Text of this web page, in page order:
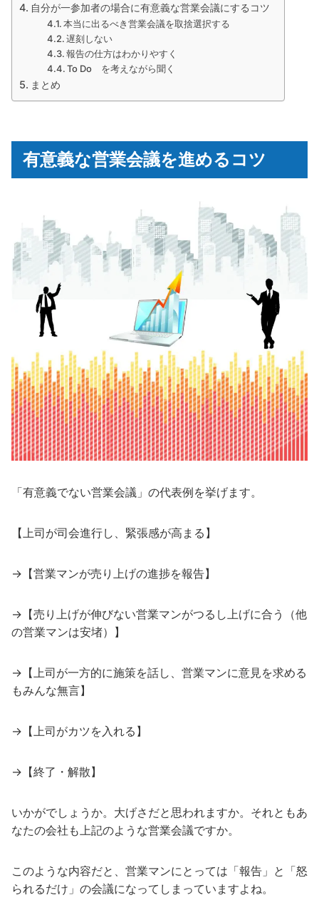
自分が一参加者の場合に有意義な営業会議にするコツ
本当に出るべき営業会議を取捨選択する
遅刻しない
報告の仕方はわかりやすく
To Do を考えながら聞く
まとめ
有意義な営業会議を進めるコツ
「有意義でない営業会議」の代表例を挙げます。
【上司が司会進行し、緊張感が高まる】
→【営業マンが売り上げの進捗を報告】
→【売り上げが伸びない営業マンがつるし上げに合う（他
の営業マンは安堵）】
→【上司が一方的に施策を話し、営業マンに意見を求める
もみんな無言】
→【上司がカツを入れる】
→【終了・解散】
いかがでしょうか。大げさだと思われますか。それともあ
なたの会社も上記のような営業会議ですか。
このような内容だと、営業マンにとっては「報告」と「怒
られるだけ」の会議になってしまっていますよね。